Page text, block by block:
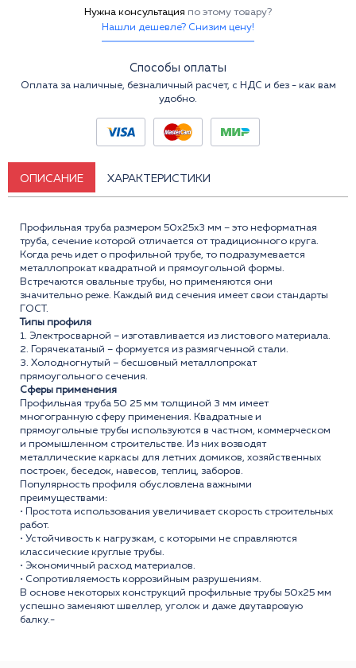
Нужна консультация по этому товару?
Нашли дешевле? Снизим цену!
Способы оплаты
Оплата за наличные, безналичный расчет, с НДС и без - как вам
удобно.
ОПИСАНИЕ ХАРАКТЕРИСТИКИ
Профильная труба размером 50x25x3 мм – это неформатная
труба, сечение которой отличается от традиционного круга.
Когда речь идет о профильной трубе, то подразумевается
металлопрокат квадратной и прямоугольной формы.
Встречаются овальные трубы, но применяются они
значительно реже. Каждый вид сечения имеет свои стандарты
ГОСТ.
Типы профиля
1. Электросварной – изготавливается из листового материала.
2. Горячекатаный – формуется из размягченной стали.
3. Холодногнутый – бесшовный металлопрокат
прямоугольного сечения.
Сферы применения
Профильная труба 50 25 мм толщиной 3 мм имеет
многогранную сферу применения. Квадратные и
прямоугольные трубы используются в частном, коммерческом
и промышленном строительстве. Из них возводят
металлические каркасы для летних домиков, хозяйственных
построек, беседок, навесов, теплиц, заборов.
Популярность профиля обусловлена важными
преимуществами:
• Простота использования увеличивает скорость строительных
работ.
• Устойчивость к нагрузкам, с которыми не справляются
классические круглые трубы.
• Экономичный расход материалов.
• Сопротивляемость коррозийным разрушениям.
В основе некоторых конструкций профильные трубы 50x25 мм
успешно заменяют швеллер, уголок и даже двутавровую
балку.-